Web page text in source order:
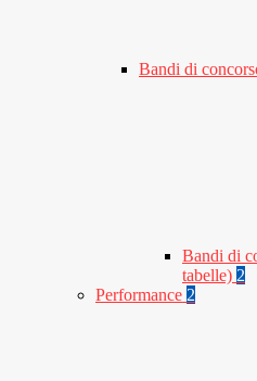
Bandi di
Bandi di
tabelle) 2
Performance 2